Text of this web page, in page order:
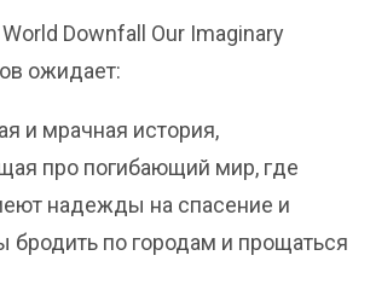
Downfall Our Imaginary
ожидает:
и мрачная история,
про погибающий мир, где
надежды на спасение и
по городам и прощаться